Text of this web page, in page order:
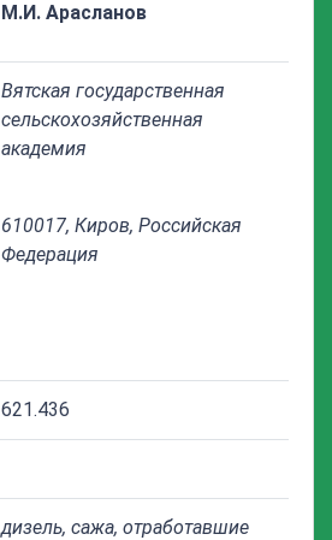
М.И. Арасланов
Вятская государственная
сельскохозяйственная
академия
610017, Киров, Российская
Федерация
621.436
дизель, сажа, отработавшие